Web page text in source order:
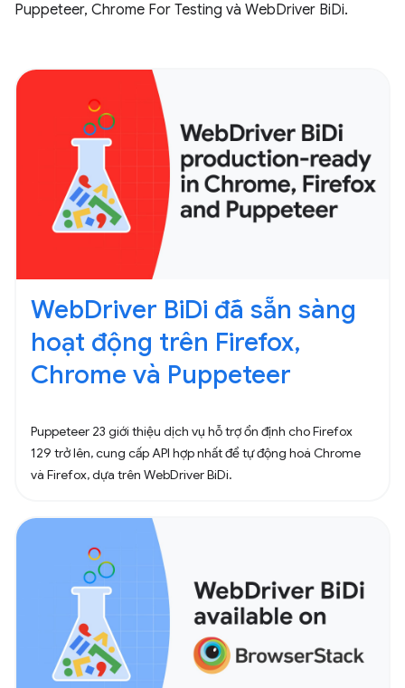
Puppeteer, Chrome For Testing và WebDriver BiDi.
WebDriver BiDi đã sẵn sàng
hoạt động trên Firefox,
Chrome và Puppeteer
Puppeteer 23 giới thiệu dịch vụ hỗ trợ ổn định cho Firefox
129 trở lên, cung cấp API hợp nhất để tự động hoá Chrome
và Firefox, dựa trên WebDriver BiDi.